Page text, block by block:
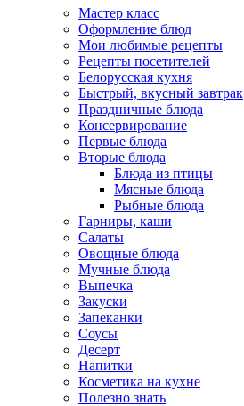
Мастер класс
Оформление блюд
Мои любимые рецепты
Рецепты посетителей
Белорусская кухня
Быстрый, вкусный завтрак
Праздничные блюда
Консервирование
Первые блюда
Вторые блюда
Блюда из птицы
Мясные блюда
Рыбные блюда
Гарниры, каши
Салаты
Овощные блюда
Мучные блюда
Выпечка
Закуски
Запеканки
Соусы
Десерт
Напитки
Косметика на кухне
Полезно знать